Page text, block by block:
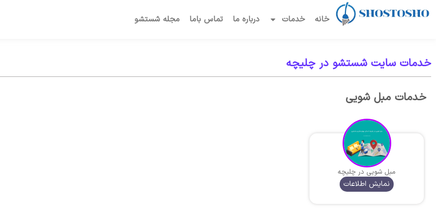
خانه خدمات درباره ما تماس باما مجله شستشو
خدمات سایت شستشو در چلیچه
خدمات مبل شویی
مبل شویی در چلیچه
نمایش اطلاعات